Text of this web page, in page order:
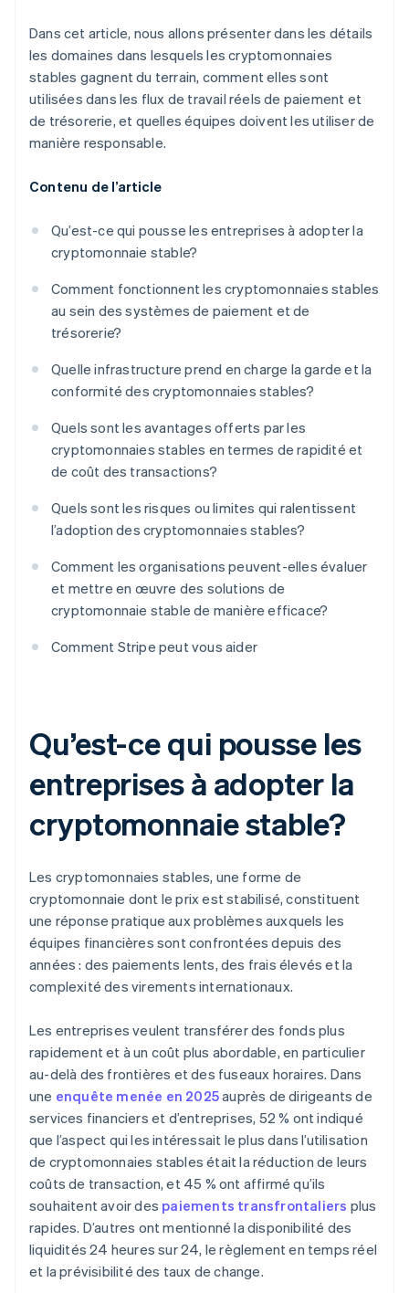
Dans cet article, nous allons présenter dans les détails
les domaines dans lesquels les cryptomonnaies
stables gagnent du terrain, comment elles sont
utilisées dans les flux de travail réels de paiement et
de trésorerie, et quelles équipes doivent les utiliser de
manière responsable.
Contenu de l’article
Qu’est-ce qui pousse les entreprises à adopter la
cryptomonnaie stable?
Comment fonctionnent les cryptomonnaies stables
au sein des systèmes de paiement et de
trésorerie?
Quelle infrastructure prend en charge la garde et la
conformité des cryptomonnaies stables?
Quels sont les avantages offerts par les
cryptomonnaies stables en termes de rapidité et
de coût des transactions?
Quels sont les risques ou limites qui ralentissent
l’adoption des cryptomonnaies stables?
Comment les organisations peuvent-elles évaluer
et mettre en œuvre des solutions de
cryptomonnaie stable de manière efficace?
Comment Stripe peut vous aider
Qu’est-ce qui pousse les
entreprises à adopter la
cryptomonnaie stable?
Les cryptomonnaies stables, une forme de
cryptomonnaie dont le prix est stabilisé, constituent
une réponse pratique aux problèmes auxquels les
équipes financières sont confrontées depuis des
années : des paiements lents, des frais élevés et la
complexité des virements internationaux.
Les entreprises veulent transférer des fonds plus
rapidement et à un coût plus abordable, en particulier
au-delà des frontières et des fuseaux horaires. Dans
une enquête menée en 2025auprès de dirigeants de
services financiers et d’entreprises, 52 % ont indiqué
que l’aspect qui les intéressait le plus dans l’utilisation
de cryptomonnaies stables était la réduction de leurs
coûts de transaction, et 45 % ont affirmé qu’ils
souhaitent avoir des paiements transfrontaliers plus
rapides. D’autres ont mentionné la disponibilité des
liquidités 24 heures sur 24, le règlement en temps réel
et la prévisibilité des taux de change.